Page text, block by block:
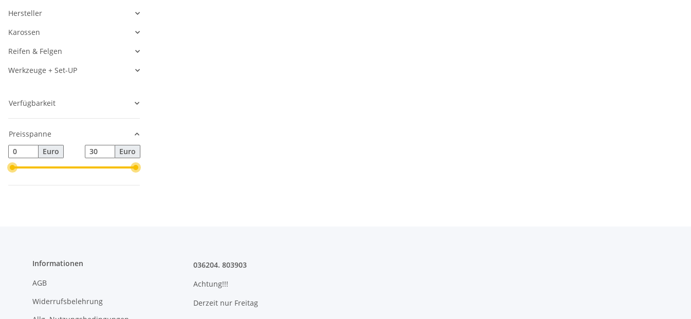
Hersteller
Karossen
Reifen & Felgen
Werkzeuge + Set-UP
Verfügbarkeit
Preisspanne
Euro
Euro
Informationen
AGB
Widerrufsbelehrung
036204. 803903
Achtung!!!
Derzeit nur Freitag